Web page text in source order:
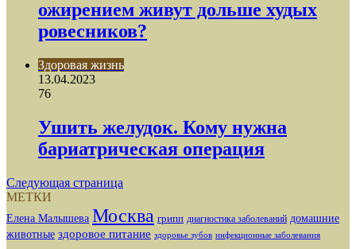
ожирением живут дольше худых
ровесников?
Здоровая жизнь
13.04.2023
76
Ушить желудок. Кому нужна
бариатрическая операция
Следующая страница
МЕТКИ
Елена Малышева Москва грипп диагностика заболеваний домашние
животные здоровое питание здоровье зубов инфекционные заболевания